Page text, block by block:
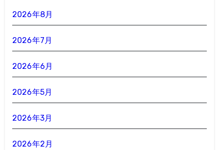
2026年8月
2026年7月
2026年6月
2026年5月
2026年3月
2026年2月